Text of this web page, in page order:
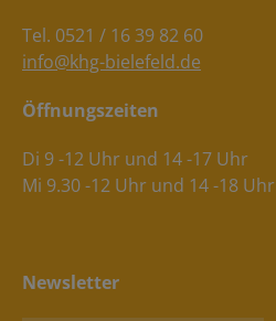
Tel. 0521 / 16 39 82 60
info@khg-bielefeld.de
Öffnungszeiten
Di 9 -12 Uhr und 14 -17 Uhr
Mi 9.30 -12 Uhr und 14 -18 Uhr
Newsletter